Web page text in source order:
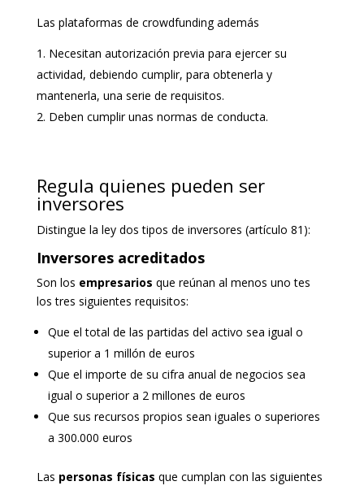
Las plataformas de crowdfunding además
Necesitan autorización previa para ejercer su
actividad, debiendo cumplir, para obtenerla y
mantenerla, una serie de requisitos.
Deben cumplir unas normas de conducta.
Regula quienes pueden ser
inversores
Distingue la ley dos tipos de inversores (artículo 81):
Inversores acreditados
Son los empresarios que reúnan al menos uno tes
los tres siguientes requisitos:
Que el total de las partidas del activo sea igual o
superior a 1 millón de euros
Que el importe de su cifra anual de negocios sea
igual o superior a 2 millones de euros
Que sus recursos propios sean iguales o superiores
a 300.000 euros
Las personas físicas que cumplan con las siguientes